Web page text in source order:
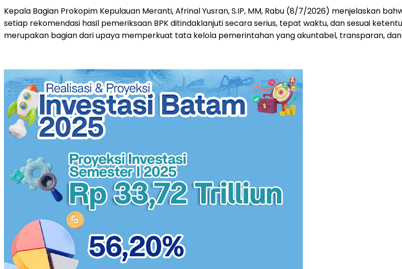
Kepala Bagian Prokopim Kepulauan Meranti, Afrinal Yusran, S.IP, MM, Rabu (8/7/2026) menjelaskan
setiap rekomendasi hasil pemeriksaan BPK ditindaklanjuti secara serius, tepat waktu, dan sesuai
merupakan bagian dari upaya memperkuat tata kelola pemerintahan yang akuntabel, transparan,